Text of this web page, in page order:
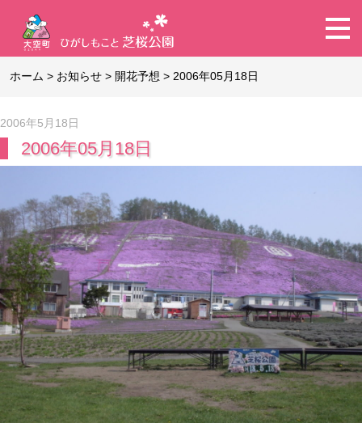
ホーム > お知らせ > 開花予想 >2006年05月18日
2006年5月18日
2006年05月18日